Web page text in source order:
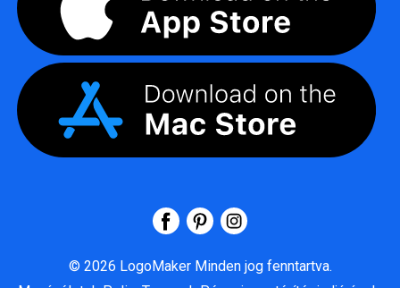
© 2026 LogoMaker Minden jog fenntartva.